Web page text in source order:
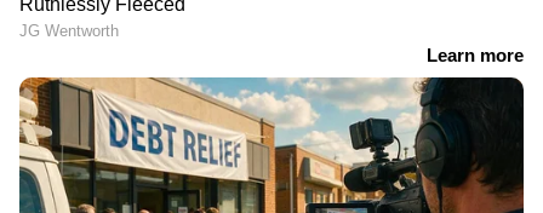
രൂപയുടെ എംഡിഎംഎ
പിടികൂടിയ കേസിൽ ഒരാൾ
അയൽവാസിയുടെ
കൈമുട്ട് തല്ലിയൊടിച്ച
കേസിൽ അറസ്റ്റിൽ